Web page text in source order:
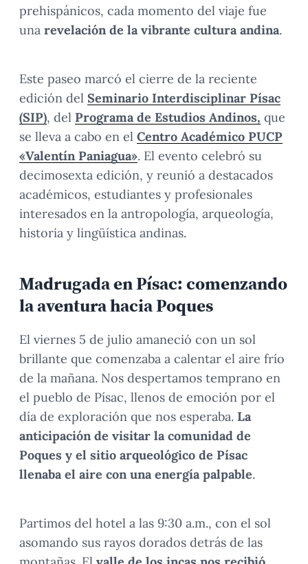
prehispánicos, cada momento del viaje fue
una revelación de la vibrante cultura andina.
Este paseo marcó el cierre de la reciente
edición del Seminario Interdisciplinar Písac
(SIP), del Programa de Estudios Andinos, que
se lleva a cabo en el Centro Académico PUCP
«Valentín Paniagua». El evento celebró su
decimosexta edición, y reunió a destacados
académicos, estudiantes y profesionales
interesados en la antropología, arqueología,
historia y lingüística andinas.
Madrugada en Písac: comenzando
la aventura hacia Poques
El viernes 5 de julio amaneció con un sol
brillante que comenzaba a calentar el aire frío
de la mañana. Nos despertamos temprano en
el pueblo de Písac, llenos de emoción por el
día de exploración que nos esperaba. La
anticipación de visitar la comunidad de
Poques y el sitio arqueológico de Písac
llenaba el aire con una energía palpable.
Partimos del hotel a las 9:30 a.m., con el sol
asomando sus rayos dorados detrás de las